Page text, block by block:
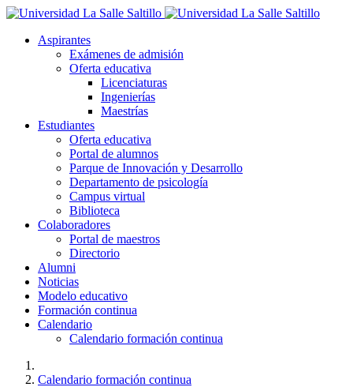
Aspirantes
Exámenes de admisión
Oferta educativa
Licenciaturas
Ingenierías
Maestrías
Estudiantes
Oferta educativa
Portal de alumnos
Parque de Innovación y Desarrollo
Departamento de psicología
Campus virtual
Biblioteca
Colaboradores
Portal de maestros
Directorio
Alumni
Noticias
Modelo educativo
Formación continua
Calendario
Calendario formación continua
Calendario formación continua